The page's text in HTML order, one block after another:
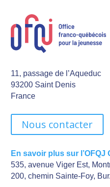
11, passage de l’Aqueduc
93200 Saint Denis
France
Nous contacter
En savoir plus sur l’OFQJ
535, avenue Viger Est,
200, chemin Sainte-Foy,